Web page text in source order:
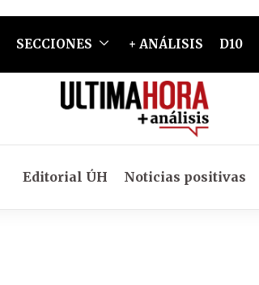
SECCIONES + ANÁLISIS D10
Editorial ÚH Noticias positivas